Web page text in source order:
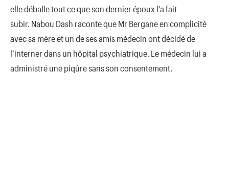
elle déballe tout ce que son dernier époux l’a fait
subir. Nabou Dash raconte que Mr Bergane en complicité
avec sa mère et un de ses amis médecin ont décidé de
l’interner dans un hôpital psychiatrique. Le médecin lui a
administré une piqûre sans son consentement.